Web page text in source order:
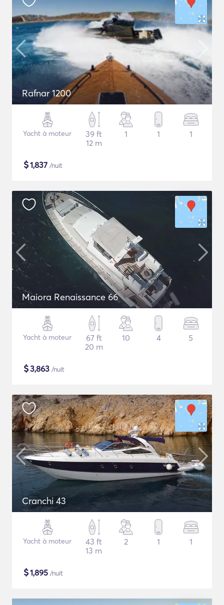
Rafnar 1200
Yacht à moteur
39 ft
12 m
1 1 1
$1,837 /nuit
Maiora Renaissance 66
Yacht à moteur
67 ft
20 m
10 4 5
$3,863 /nuit
Cranchi 43
Yacht à moteur
43 ft
13 m
2 1 1
$1,895 /nuit